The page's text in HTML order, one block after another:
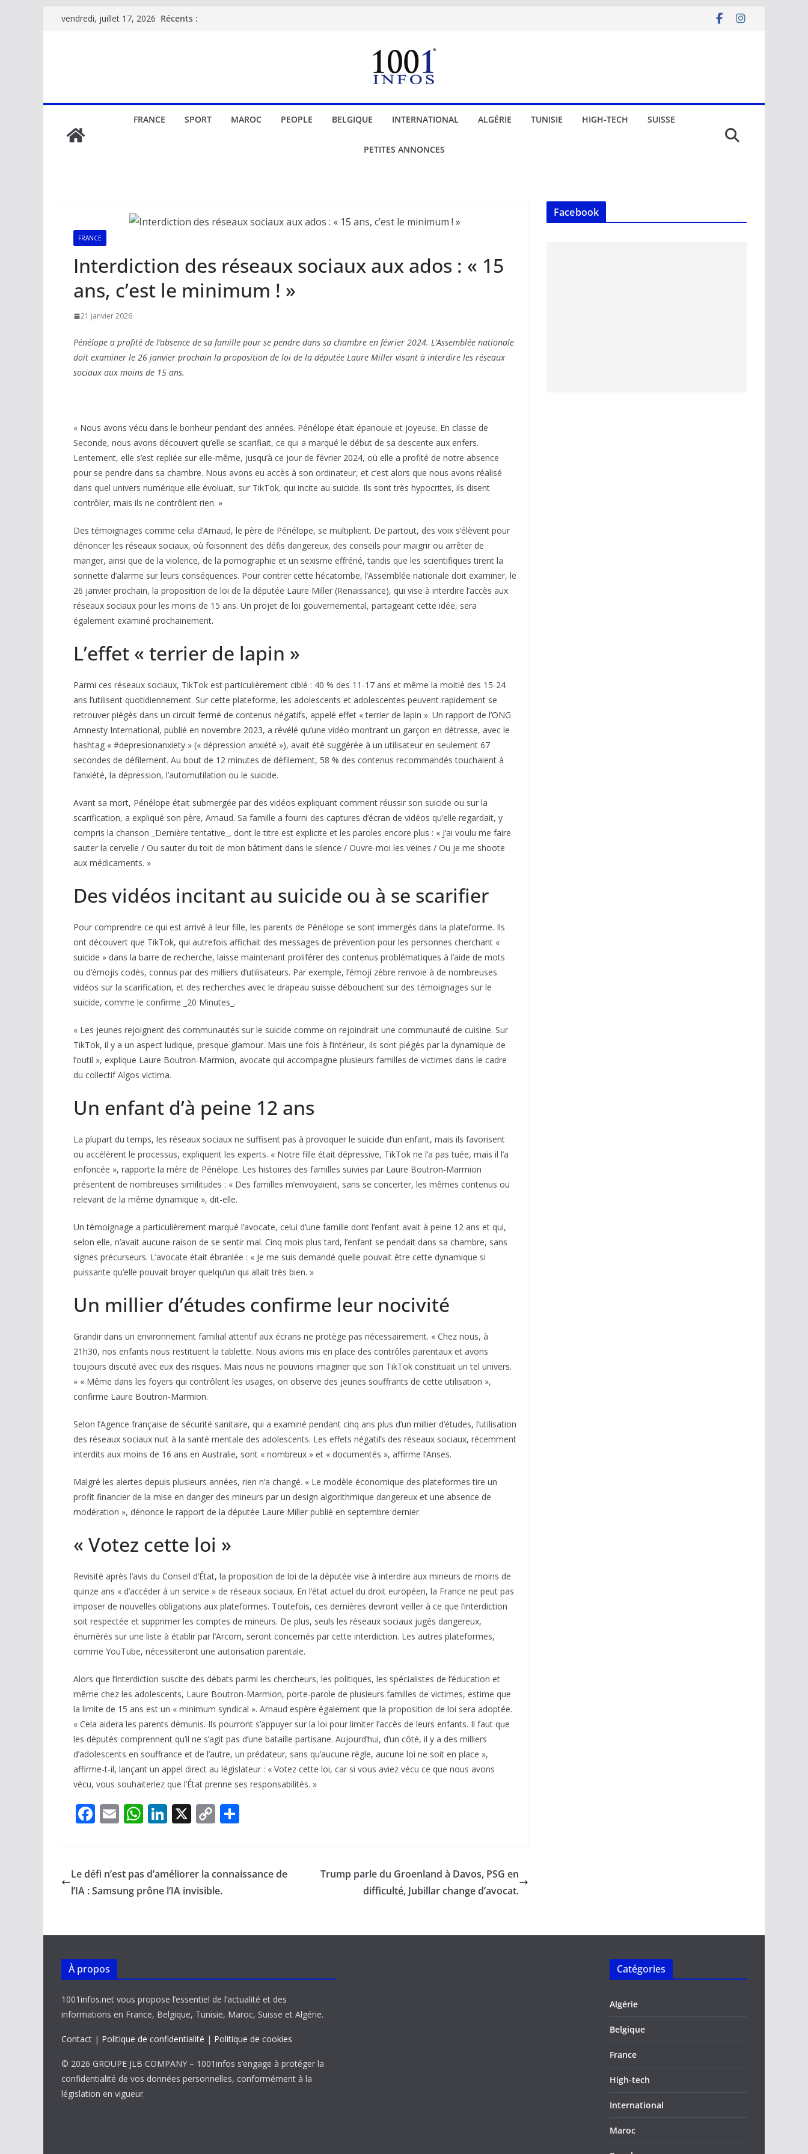
Passervendredi, juillet 17, 2026 Récents :
FRANCE SPORT MAROC PEOPLE BELGIQUE INTERNATIONAL ALGÉRIE TUNISIE HIGH-TECH SUISSE
PETITES ANNONCES
FRANCE
Interdiction des réseaux sociaux aux ados : « 15
ans, c’est le minimum ! »
21 janvier 2026
Pénélope a profité de l’absence de sa famille pour se pendre dans sa chambre en février 2024. L’Assemblée nationale
doit examiner le 26 janvier prochain la proposition de loi de la députée Laure Miller visant à interdire les réseaux
sociaux aux moins de 15 ans.
« Nous avons vécu dans le bonheur pendant des années. Pénélope était épanouie et joyeuse. En classe de
Seconde, nous avons découvert qu’elle se scarifiait, ce qui a marqué le début de sa descente aux enfers.
Lentement, elle s’est repliée sur elle-même, jusqu’à ce jour de février 2024, où elle a profité de notre absence
pour se pendre dans sa chambre. Nous avons eu accès à son ordinateur, et c’est alors que nous avons réalisé
dans quel univers numérique elle évoluait, sur TikTok, qui incite au suicide. Ils sont très hypocrites, ils disent
contrôler, mais ils ne contrôlent rien. »
Des témoignages comme celui d’Arnaud, le père de Pénélope, se multiplient. De partout, des voix s’élèvent pour
dénoncer les réseaux sociaux, où foisonnent des défis dangereux, des conseils pour maigrir ou arrêter de
manger, ainsi que de la violence, de la pornographie et un sexisme effréné, tandis que les scientifiques tirent la
sonnette d’alarme sur leurs conséquences. Pour contrer cette hécatombe, l’Assemblée nationale doit examiner, le
26 janvier prochain, la proposition de loi de la députée Laure Miller (Renaissance), qui vise à interdire l’accès aux
réseaux sociaux pour les moins de 15 ans. Un projet de loi gouvernemental, partageant cette idée, sera
également examiné prochainement.
L’effet « terrier de lapin »
Parmi ces réseaux sociaux, TikTok est particulièrement ciblé : 40 % des 11-17 ans et même la moitié des 15-24
ans l’utilisent quotidiennement. Sur cette plateforme, les adolescents et adolescentes peuvent rapidement se
retrouver piégés dans un circuit fermé de contenus négatifs, appelé effet « terrier de lapin ». Un rapport de l’ONG
Amnesty International, publié en novembre 2023, a révélé qu’une vidéo montrant un garçon en détresse, avec le
hashtag « #depresionanxiety » (« dépression anxiété »), avait été suggérée à un utilisateur en seulement 67
secondes de défilement. Au bout de 12 minutes de défilement, 58 % des contenus recommandés touchaient à
l’anxiété, la dépression, l’automutilation ou le suicide.
Avant sa mort, Pénélope était submergée par des vidéos expliquant comment réussir son suicide ou sur la
scarification, a expliqué son père, Arnaud. Sa famille a fourni des captures d’écran de vidéos qu’elle regardait, y
compris la chanson _Dernière tentative_, dont le titre est explicite et les paroles encore plus : « J’ai voulu me faire
sauter la cervelle / Ou sauter du toit de mon bâtiment dans le silence / Ouvre-moi les veines / Ou je me shoote
aux médicaments. »
Des vidéos incitant au suicide ou à se scarifier
Pour comprendre ce qui est arrivé à leur fille, les parents de Pénélope se sont immergés dans la plateforme. Ils
ont découvert que TikTok, qui autrefois affichait des messages de prévention pour les personnes cherchant «
suicide » dans la barre de recherche, laisse maintenant proliférer des contenus problématiques à l’aide de mots
ou d’émojis codés, connus par des milliers d’utilisateurs. Par exemple, l’émoji zèbre renvoie à de nombreuses
vidéos sur la scarification, et des recherches avec le drapeau suisse débouchent sur des témoignages sur le
suicide, comme le confirme _20 Minutes_.
« Les jeunes rejoignent des communautés sur le suicide comme on rejoindrait une communauté de cuisine. Sur
TikTok, il y a un aspect ludique, presque glamour. Mais une fois à l’intérieur, ils sont piégés par la dynamique de
l’outil », explique Laure Boutron-Marmion, avocate qui accompagne plusieurs familles de victimes dans le cadre
du collectif Algos victima.
Un enfant d’à peine 12 ans
La plupart du temps, les réseaux sociaux ne suffisent pas à provoquer le suicide d’un enfant, mais ils favorisent
ou accélèrent le processus, expliquent les experts. « Notre fille était dépressive, TikTok ne l’a pas tuée, mais il l’a
enfoncée », rapporte la mère de Pénélope. Les histoires des familles suivies par Laure Boutron-Marmion
présentent de nombreuses similitudes : « Des familles m’envoyaient, sans se concerter, les mêmes contenus ou
relevant de la même dynamique », dit-elle.
Un témoignage a particulièrement marqué l’avocate, celui d’une famille dont l’enfant avait à peine 12 ans et qui,
selon elle, n’avait aucune raison de se sentir mal. Cinq mois plus tard, l’enfant se pendait dans sa chambre, sans
signes précurseurs. L’avocate était ébranlée : « Je me suis demandé quelle pouvait être cette dynamique si
puissante qu’elle pouvait broyer quelqu’un qui allait très bien. »
Un millier d’études confirme leur nocivité
Grandir dans un environnement familial attentif aux écrans ne protège pas nécessairement. « Chez nous, à
21h30, nos enfants nous restituent la tablette. Nous avions mis en place des contrôles parentaux et avons
toujours discuté avec eux des risques. Mais nous ne pouvions imaginer que son TikTok constituait un tel univers.
» « Même dans les foyers qui contrôlent les usages, on observe des jeunes souffrants de cette utilisation »,
confirme Laure Boutron-Marmion.
Selon l’Agence française de sécurité sanitaire, qui a examiné pendant cinq ans plus d’un millier d’études, l’utilisation
des réseaux sociaux nuit à la santé mentale des adolescents. Les effets négatifs des réseaux sociaux, récemment
interdits aux moins de 16 ans en Australie, sont « nombreux » et « documentés », affirme l’Anses.
Malgré les alertes depuis plusieurs années, rien n’a changé. « Le modèle économique des plateformes tire un
profit financier de la mise en danger des mineurs par un design algorithmique dangereux et une absence de
modération », dénonce le rapport de la députée Laure Miller publié en septembre dernier.
« Votez cette loi »
Revisité après l’avis du Conseil d’État, la proposition de loi de la députée vise à interdire aux mineurs de moins de
quinze ans « d’accéder à un service » de réseaux sociaux. En l’état actuel du droit européen, la France ne peut pas
imposer de nouvelles obligations aux plateformes. Toutefois, ces dernières devront veiller à ce que l’interdiction
soit respectée et supprimer les comptes de mineurs. De plus, seuls les réseaux sociaux jugés dangereux,
énumérés sur une liste à établir par l’Arcom, seront concernés par cette interdiction. Les autres plateformes,
comme YouTube, nécessiteront une autorisation parentale.
Alors que l’interdiction suscite des débats parmi les chercheurs, les politiques, les spécialistes de l’éducation et
même chez les adolescents, Laure Boutron-Marmion, porte-parole de plusieurs familles de victimes, estime que
la limite de 15 ans est un « minimum syndical ». Arnaud espère également que la proposition de loi sera adoptée.
« Cela aidera les parents démunis. Ils pourront s’appuyer sur la loi pour limiter l’accès de leurs enfants. Il faut que
les députés comprennent qu’il ne s’agit pas d’une bataille partisane. Aujourd’hui, d’un côté, il y a des milliers
d’adolescents en souffrance et de l’autre, un prédateur, sans qu’aucune règle, aucune loi ne soit en place »,
affirme-t-il, lançant un appel direct au législateur : « Votez cette loi, car si vous aviez vécu ce que nous avons
vécu, vous souhaiteriez que l’État prenne ses responsabilités. »
F
b
o
k
E
l
W
s
A
p
Li
e
dI
X C
y
Li
k
g
Le défi n’est pas d’améliorer la connaissance de
l’IA : Samsung prône l’IA invisible.
Trump parle du Groenland à Davos, PSG en
difficulté, Jubillar change d’avocat.
Facebook
À propos
1001infos.net vous propose l’essentiel de l’actualité et des
informations en France, Belgique, Tunisie, Maroc, Suisse et Algérie.
Contact | Politique de confidentialité | Politique de cookies
© 2026 GROUPE JLB COMPANY – 1001infos s’engage à protéger la
confidentialité de vos données personnelles, conformément à la
législation en vigueur.
Catégories
Algérie
Belgique
France
High-tech
International
Maroc